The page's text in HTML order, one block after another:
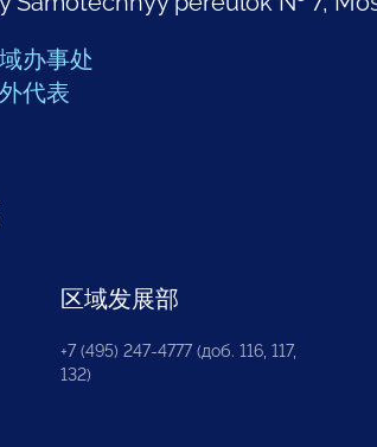
办事处
代表
区域发展部
+7 (495) 247-4777 (доб. 116, 117,
132)